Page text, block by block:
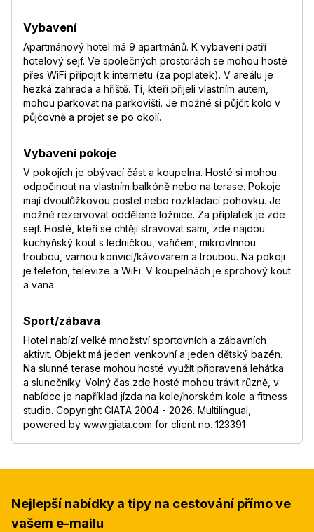
Vybavení
Apartmánový hotel má 9 apartmánů. K vybavení patří
hotelový sejf. Ve společných prostorách se mohou hosté
přes WiFi připojit k internetu (za poplatek). V areálu je
hezká zahrada a hřiště. Ti, kteří přijeli vlastním autem,
mohou parkovat na parkovišti. Je možné si půjčit kolo v
půjčovně a projet se po okolí.
Vybavení pokoje
V pokojích je obývací část a koupelna. Hosté si mohou
odpočinout na vlastním balkóně nebo na terase. Pokoje
mají dvoulůžkovou postel nebo rozkládací pohovku. Je
možné rezervovat oddělené ložnice. Za příplatek je zde
sejf. Hosté, kteří se chtějí stravovat sami, zde najdou
kuchyňský kout s ledničkou, vařičem, mikrovlnnou
troubou, varnou konvicí/kávovarem a troubou. Na pokoji
je telefon, televize a WiFi. V koupelnách je sprchový kout
a vana.
Sport/zábava
Hotel nabízí velké množství sportovních a zábavních
aktivit. Objekt má jeden venkovní a jeden dětský bazén.
Na slunné terase mohou hosté využít připravená lehátka
a slunečníky. Volný čas zde hosté mohou trávit různě, v
nabídce je například jízda na kole/horském kole a fitness
studio. Copyright GIATA 2004 - 2026. Multilingual,
powered by www.giata.com for client no. 123391
Nejlepší nabídky a tipy na cestování přímo ve
vašem e-mailu